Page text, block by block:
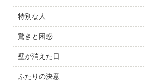
特別な人
驚きと困惑
壁が消えた日
ふたりの決意